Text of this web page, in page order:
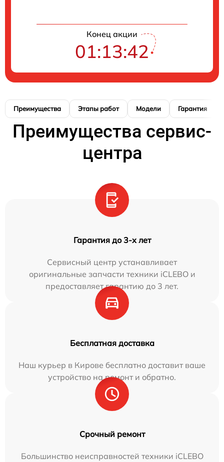
Конец акции
01:13:41
Преимущества Этапы работ Модели Гарантия
Преимущества сервис-
центра
Гарантия до 3-х лет
Сервисный центр устанавливает
оригинальные запчасти техники iCLEBO и
предоставляет гарантию до 3 лет.
Бесплатная доставка
Наш курьер в Кирове бесплатно доставит ваше
устройство на ремонт и обратно.
Срочный ремонт
Большинство неисправностей техники iCLEBO